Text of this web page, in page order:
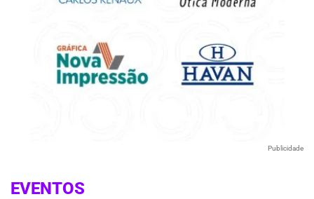
Publicidade
EVENTOS